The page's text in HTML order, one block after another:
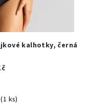
kalhotky, černá
(1 ks)